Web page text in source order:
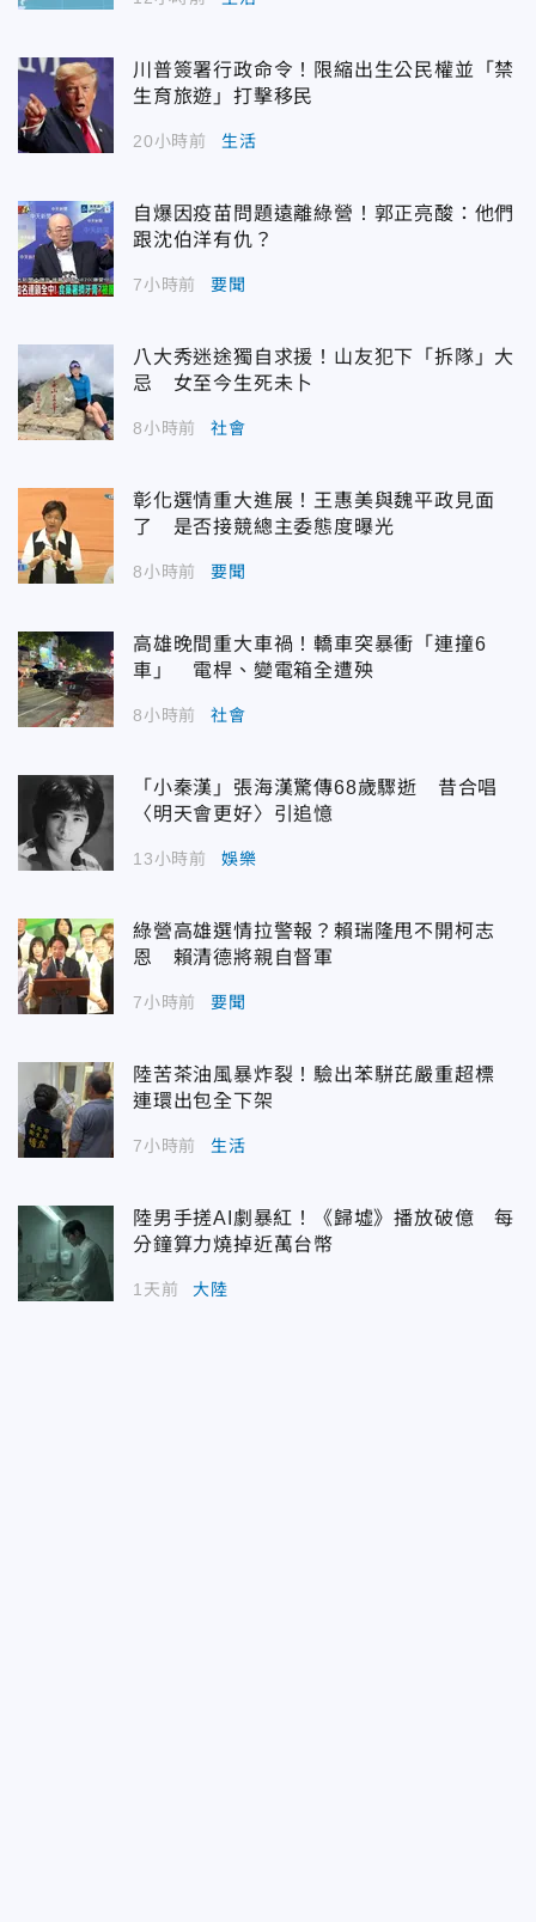
川普簽署行政命令！限縮出生公民權並「禁
生育旅遊」打擊移民
20小時前 生活
自爆因疫苗問題遠離綠營！郭正亮酸：他們
跟沈伯洋有仇？
7小時前 要聞
八大秀迷途獨自求援！山友犯下「拆隊」大
忌 女至今生死未卜
8小時前 社會
彰化選情重大進展！王惠美與魏平政見面
了 是否接競總主委態度曝光
8小時前 要聞
高雄晚間重大車禍！轎車突暴衝「連撞6
車」 電桿、變電箱全遭殃
8小時前 社會
「小秦漢」張海漢驚傳68歲驟逝 昔合唱
〈明天會更好〉引追憶
13小時前 娛樂
綠營高雄選情拉警報？賴瑞隆甩不開柯志
恩 賴清德將親自督軍
7小時前 要聞
陸苦茶油風暴炸裂！驗出苯駢芘嚴重超標
連環出包全下架
7小時前 生活
陸男手搓AI劇暴紅！《歸墟》播放破億 每
分鐘算力燒掉近萬台幣
1天前 大陸